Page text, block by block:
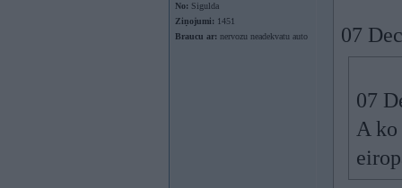
No: Sigulda
Ziņojumi: 1451
Braucu ar: nervozu neadekvatu auto 07
07
A